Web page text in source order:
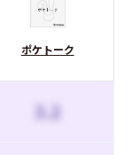
ポケトーク
3.2